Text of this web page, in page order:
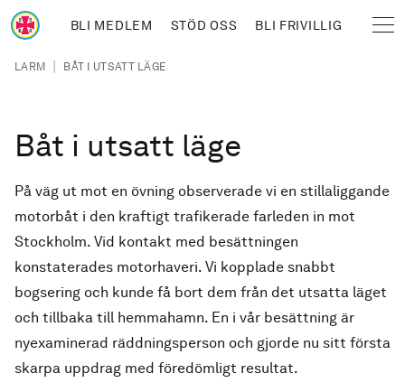
Hoppa till huvudinnehåll
BLI MEDLEM STÖD OSS BLI FRIVILLIG
Länkstig
LARM | BÅT I UTSATT LÄGE
Båt i utsatt läge
På väg ut mot en övning observerade vi en stillaliggande
motorbåt i den kraftigt trafikerade farleden in mot
Stockholm. Vid kontakt med besättningen
konstaterades motorhaveri. Vi kopplade snabbt
bogsering och kunde få bort dem från det utsatta läget
och tillbaka till hemmahamn. En i vår besättning är
nyexaminerad räddningsperson och gjorde nu sitt första
skarpa uppdrag med föredömligt resultat.